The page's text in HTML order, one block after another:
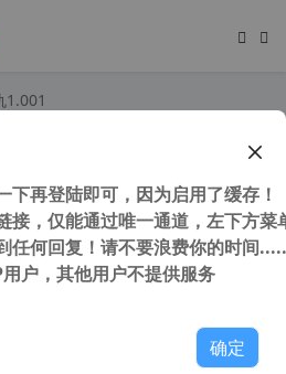
1.001
游戏 红色警戒2 尤里的复仇 尤里
下再登陆即可，因为启用了缓存！
接，仅能通过唯一通道，左下方菜
任何回复！请不要浪费你的时间
户，其他用户不提供服务
确定